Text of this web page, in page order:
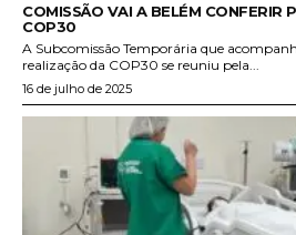
COMISSÃO VAI A BELÉM CONFERIR
COP30
A Subcomissão Temporária que
realização da COP30 se reuniu pela...
16 de julho de 2025